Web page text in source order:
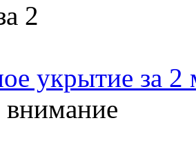
укрытие за
внимание